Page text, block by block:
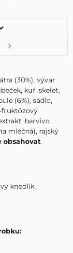
(30%), vývar
kuř. skelet,
(6%), sádlo,
barvivo
mléčná), rajský
obsahovat
knedlík,